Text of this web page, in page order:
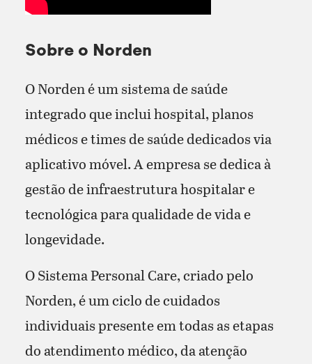
Sobre o Norden
O Norden é um sistema de saúde
integrado que inclui hospital, planos
médicos e times de saúde dedicados via
aplicativo móvel. A empresa se dedica à
gestão de infraestrutura hospitalar e
tecnológica para qualidade de vida e
longevidade.
O Sistema Personal Care, criado pelo
Norden, é um ciclo de cuidados
individuais presente em todas as etapas
do atendimento médico, da atenção